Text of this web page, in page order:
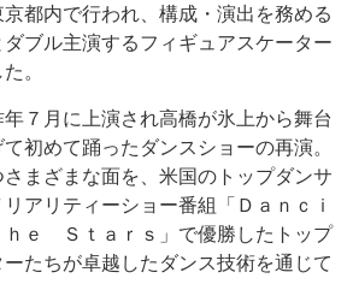
都内で行われ、構成・演出を務める
ブル主演するフィギュアスケーター
。
７月に上演され高橋が氷上から舞台
初めて踊ったダンスショーの再演。
まざまな面を、米国のトップダンサ
アリティーショー番組「Ｄａｎｃｉ
ｅ Ｓｔａｒｓ」で優勝したトップ
たちが卓越したダンス技術を通じて